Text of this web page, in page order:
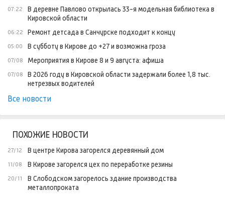
07:22
В деревне Павлово открылась 33-я модельная библиотека в
Кировской области
06:22 Ремонт детсада в Санчурске подходит к концу
05:00 В субботу в Кирове до +27 и возможна гроза
07/08 Мероприятия в Кирове 8 и 9 августа: афиша
07/08
В 2026 году в Кировской области задержали более 1,8 тыс.
нетрезвых водителей
Все новости
ПОХОЖИЕ НОВОСТИ
27/12 В центре Кирова загорелся деревянный дом
11/08 В Кирове загорелся цех по переработке резины
20/11
В Слободском загорелось здание производства
металлопроката